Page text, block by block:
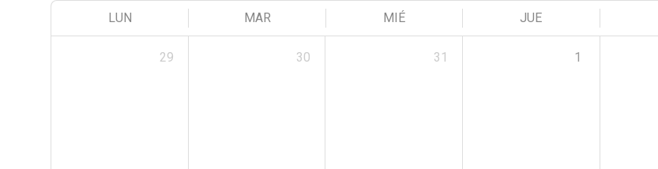
LUN MAR MIÉ JUE
29 30 31 1